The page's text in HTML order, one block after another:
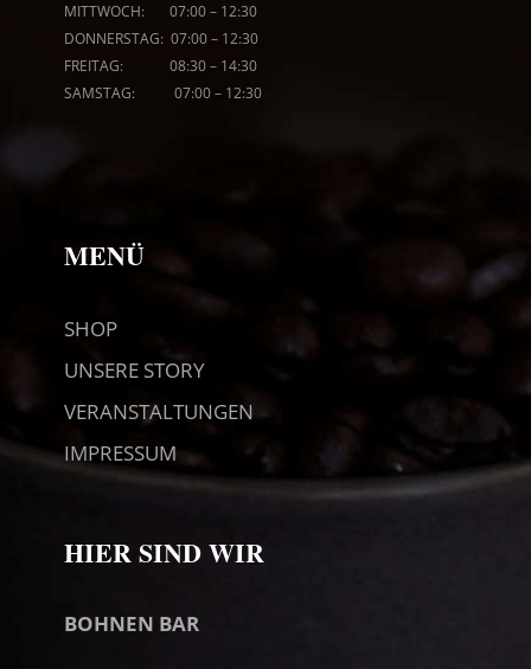
MITTWOCH: 07:00– 12:30
DONNERSTAG: 07:00– 12:30
FREITAG: 08:30– 14:30
SAMSTAG: 07:00– 12:30
MENÜ
SHOP
UNSERE STORY
VERANSTALTUNGEN
IMPRESSUM
HIER SIND WIR
BOHNEN BAR